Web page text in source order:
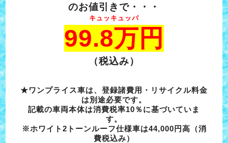
のお値引きで・・・
キュッキュッパ
99.8万円
（税込み）
★ワンプライス車は、登録諸費用・リサイクル料金
は別途必要です。
記載の車両本体は消費税率10％に基づいていま
す。
※ホワイト2トーンルーフ仕様車は44,000円高（消
費税込み）